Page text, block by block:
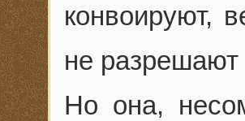
конвоируют,
не разрешают
Но она,